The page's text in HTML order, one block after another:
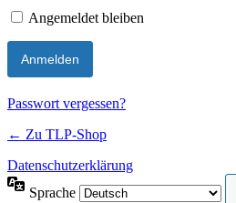
Angemeldet bleiben
Passwort vergessen?
← Zu TLP-Shop
Datenschutzerklärung
Sprache